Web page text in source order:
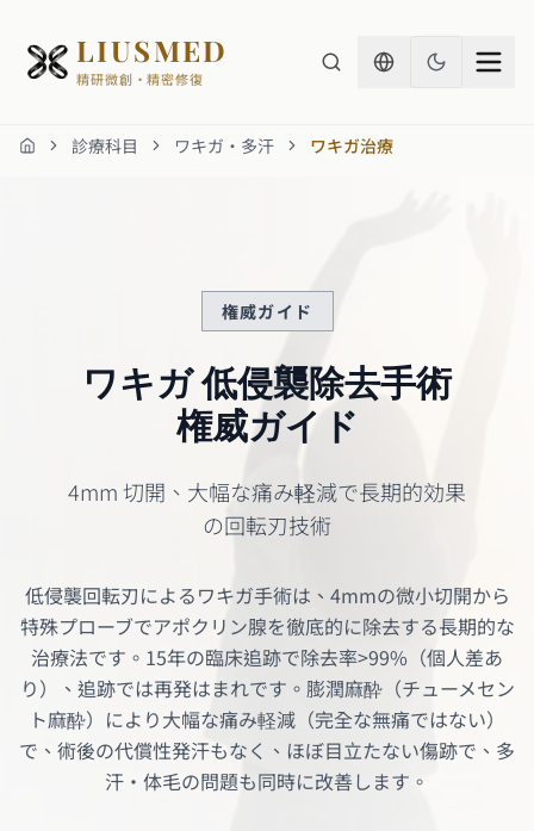
LIUSMED
精研微創・精密修復
ホーム 診療科目 ワキガ・多汗 ワキガ治療
権威ガイド
ワキガ 低侵襲除去手術
権威ガイド
4mm 切開、大幅な痛み軽減で長期的効果
の回転刃技術
低侵襲回転刃によるワキガ手術は、4mmの微小切開から
特殊プローブでアポクリン腺を徹底的に除去する長期的な
治療法です。15年の臨床追跡で除去率>99%（個人差あ
り）、追跡では再発はまれです。膨潤麻酔（チューメセン
ト麻酔）により大幅な痛み軽減（完全な無痛ではない）
で、術後の代償性発汗もなく、ほぼ目立たない傷跡で、多
汗・体毛の問題も同時に改善します。